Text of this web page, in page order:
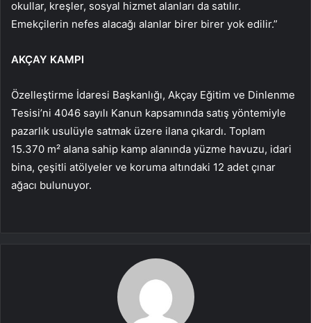
okullar, kreşler, sosyal hizmet alanları da satılır.
Emekçilerin nefes alacağı alanlar birer birer yok edilir.”
AKÇAY KAMPI
Özelleştirme İdaresi Başkanlığı, Akçay Eğitim ve Dinlenme
Tesisi’ni 4046 sayılı Kanun kapsamında satış yöntemiyle
pazarlık usulüyle satmak üzere ilana çıkardı. Toplam
15.370 m² alana sahip kamp alanında yüzme havuzu, idari
bina, çeşitli atölyeler ve koruma altındaki 12 adet çınar
ağacı bulunuyor.